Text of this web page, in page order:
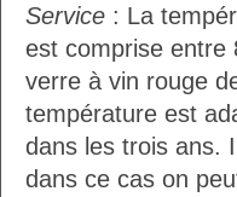
Service : La
est comprise entre
verre à vin rouge
température est
dans les trois ans.
dans ce cas on